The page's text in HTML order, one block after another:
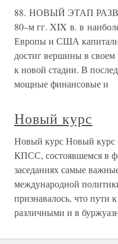
88. НОВЫЙ ЭТАП
80–м гг. XIX в. в
Европы и США
достиг вершины в своем
к новой стадии. В
мощные финансовые и
Новый курс
Новый курс Новый курс
КПСС, состоявшемся в
заседаниях самые
международной
признавалось, что пути
различными и в